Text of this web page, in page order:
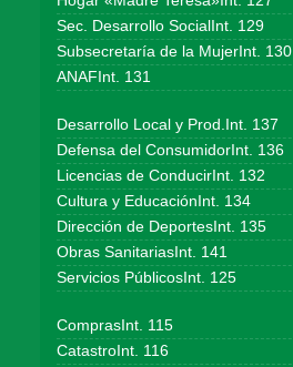
Sec. Desarrollo SocialInt. 129
Subsecretaría de la MujerInt. 130
ANAFInt. 131
Desarrollo Local y Prod.Int. 137
Defensa del ConsumidorInt. 136
Licencias de ConducirInt. 132
Cultura y EducaciónInt. 134
Dirección de DeportesInt. 135
Obras SanitariasInt. 141
Servicios PúblicosInt. 125
ComprasInt. 115
CatastroInt. 116